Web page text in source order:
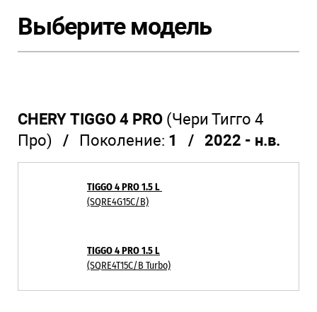
Выберите модель
CHERY TIGGO 4 PRO (Чери Тигго 4
Про) / Поколение: 1 / 2022 - н.в.
TIGGO 4 PRO 1.5 L
(SQRE4G15C/B)
TIGGO 4 PRO 1.5 L
(SQRE4T15C/B Turbo)